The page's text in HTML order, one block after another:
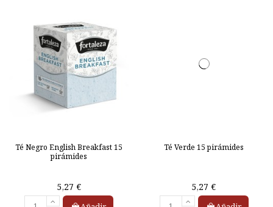
Té Negro English Breakfast 15
pirámides
5,27 €
Té Verde 15 pirámides
5,27 €